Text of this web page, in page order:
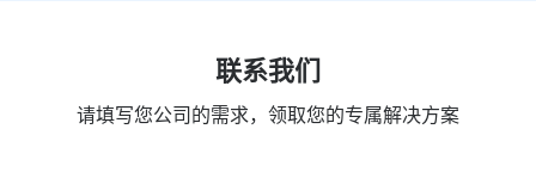
联系我们
请填写您公司的需求，领取您的专属解决方案